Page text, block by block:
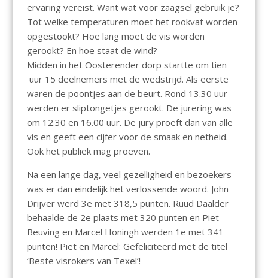
ervaring vereist. Want wat voor zaagsel gebruik je?
Tot welke temperaturen moet het rookvat worden
opgestookt? Hoe lang moet de vis worden
gerookt? En hoe staat de wind?
Midden in het Oosterender dorp startte om tien
uur 15 deelnemers met de wedstrijd. Als eerste
waren de poontjes aan de beurt. Rond 13.30 uur
werden er sliptongetjes gerookt. De jurering was
om 12.30 en 16.00 uur. De jury proeft dan van alle
vis en geeft een cijfer voor de smaak en netheid.
Ook het publiek mag proeven.
Na een lange dag, veel gezelligheid en bezoekers
was er dan eindelijk het verlossende woord. John
Drijver werd 3e met 318,5 punten. Ruud Daalder
behaalde de 2e plaats met 320 punten en Piet
Beuving en Marcel Honingh werden 1e met 341
punten! Piet en Marcel: Gefeliciteerd met de titel
‘Beste visrokers van Texel’!